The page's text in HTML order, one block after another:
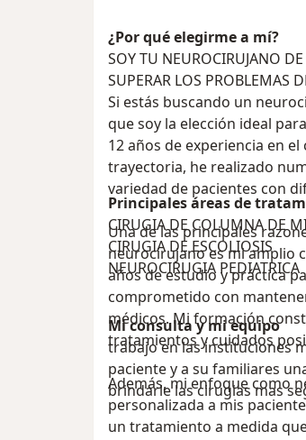
¿Por qué elegirme a mí?
SOY TU NEUROCIRUJANO DE CONFIANZA Y TE
SUPERAR LOS PROBLEMAS
Si estás buscando un
que soy la elección ideal
12 años de experiencia en
trayectoria, he realizado
variedad de pacientes con
Una de las principales
neurocirujano es mi amplio
años de estudio y práctica
comprometido con
médicos. Mi formación
tratamientos y cuidados
Además, mi enfoque como
personalizada a mis
un tratamiento a medida
Principales áreas de
CIRUGIA DE COLUMNA DE
CIRUGIA DE ESCOLIOSIS
NEUROCIRUGIA PEDIATRICA
Mi consulta y mi equipo
trabajo en las instituciones
paciente y a su familiares
brindarle las cirugias mas